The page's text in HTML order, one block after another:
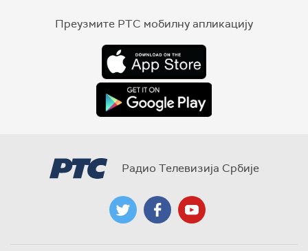
Преузмите РТС мобилну апликацију
Радио Телевизија Србије